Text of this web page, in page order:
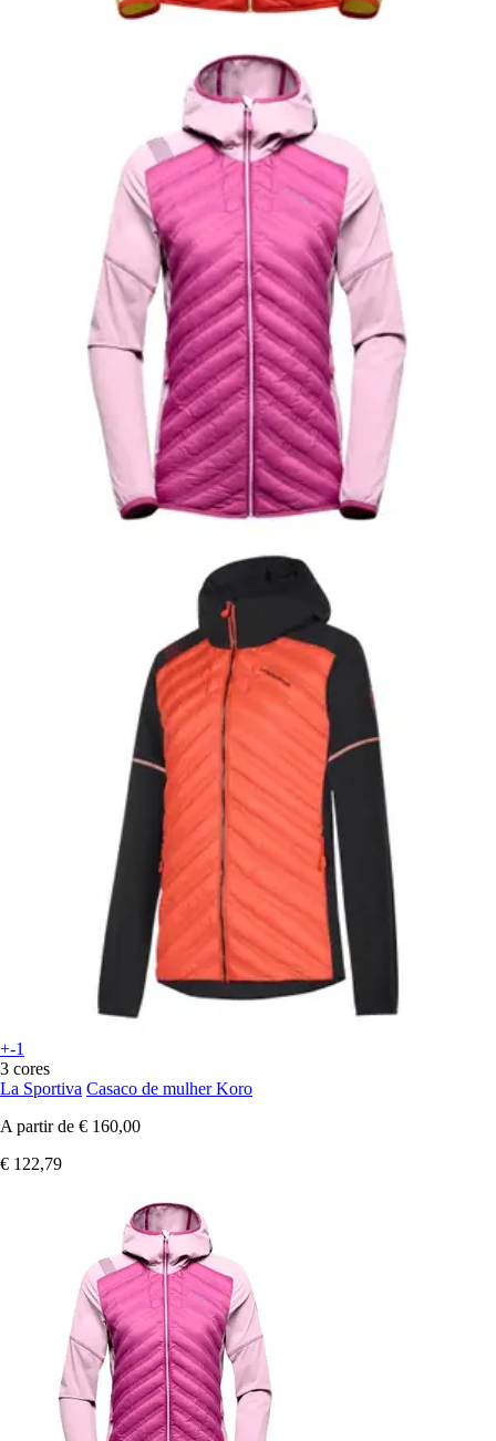
+-1
3 cores
La Sportiva Casaco de mulher Koro
A partir de € 160,00
€ 122,79